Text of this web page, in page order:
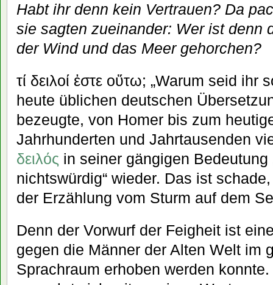
Habt ihr denn kein Vertrauen? Da
sie sagten zueinander: Wer ist denn
der Wind und das Meer gehorchen?
τί δειλοί ἐστε οὕτω; „Warum seid ihr
heute üblichen deutschen
bezeugte, von Homer bis zum
Jahrhunderten und Jahrtausenden
δειλός in seiner gängigen Bedeutung
nichtswürdig“ wieder. Das ist
der Erzählung vom Sturm auf dem
Denn der Vorwurf der Feigheit ist
gegen die Männer der Alten Welt im
Sprachraum erhoben werden